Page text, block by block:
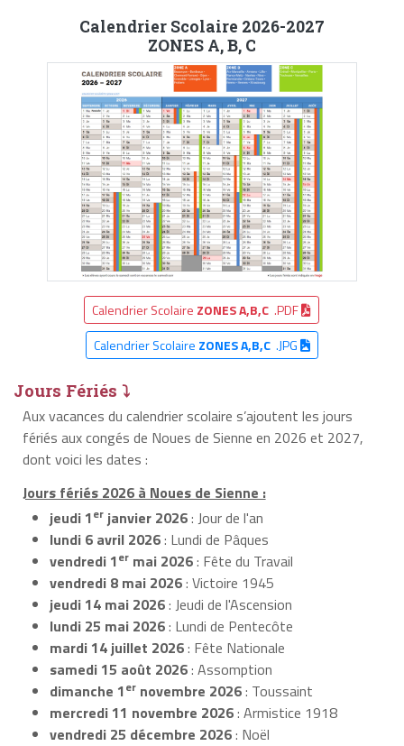
Calendrier Scolaire 2026-2027
ZONES A, B, C
Calendrier Scolaire ZONES A,B,C .PDF
Calendrier Scolaire ZONES A,B,C.JPG
Jours Fériés ⤵
Aux vacances du calendrier scolaire s’ajoutent les jours
fériés aux congés de Noues de Sienne en 2026 et 2027,
dont voici les dates :
Jours fériés 2026 à Noues de Sienne :
jeudi 1er janvier 2026: Jour de l'an
lundi 6 avril 2026: Lundi de Pâques
vendredi 1er mai 2026: Fête du Travail
vendredi 8 mai 2026: Victoire 1945
jeudi 14 mai 2026: Jeudi de l'Ascension
lundi 25 mai 2026: Lundi de Pentecôte
mardi 14 juillet 2026: Fête Nationale
samedi 15 août 2026: Assomption
dimanche 1er novembre 2026: Toussaint
mercredi 11 novembre 2026: Armistice 1918
vendredi 25 décembre 2026: Noël